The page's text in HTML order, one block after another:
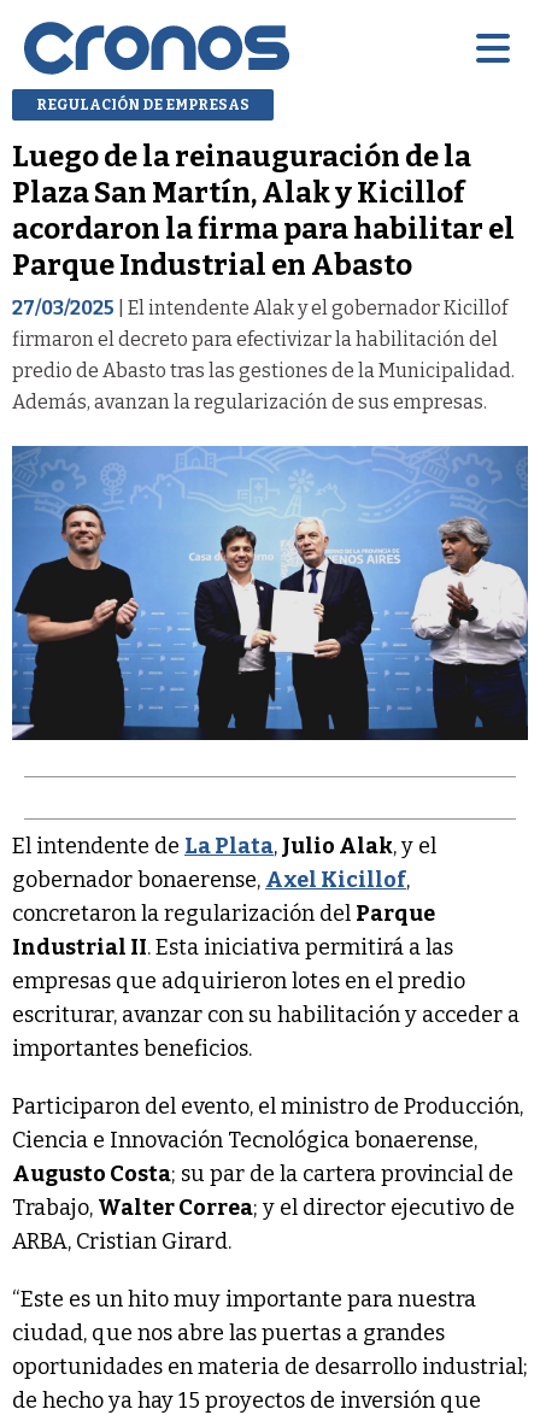
REGULACIÓN DE EMPRESAS
Luego de la reinauguración de la
Plaza San Martín, Alak y Kicillof
acordaron la firma para habilitar el
Parque Industrial en Abasto
27/03/2025 | El intendente Alak y el gobernador Kicillof
firmaron el decreto para efectivizar la habilitación del
predio de Abasto tras las gestiones de la Municipalidad.
Además, avanzan la regularización de sus empresas.
El intendente de La Plata, Julio Alak, y el
gobernador bonaerense, Axel Kicillof,
concretaron la regularización del Parque
Industrial II. Esta iniciativa permitirá a las
empresas que adquirieron lotes en el predio
escriturar, avanzar con su habilitación y acceder a
importantes beneficios.
Participaron del evento, el ministro de Producción,
Ciencia e Innovación Tecnológica bonaerense,
Augusto Costa; su par de la cartera provincial de
Trabajo, Walter Correa; y el director ejecutivo de
ARBA, Cristian Girard.
“Este es un hito muy importante para nuestra
ciudad, que nos abre las puertas a grandes
oportunidades en materia de desarrollo industrial;
de hecho ya hay 15 proyectos de inversión que